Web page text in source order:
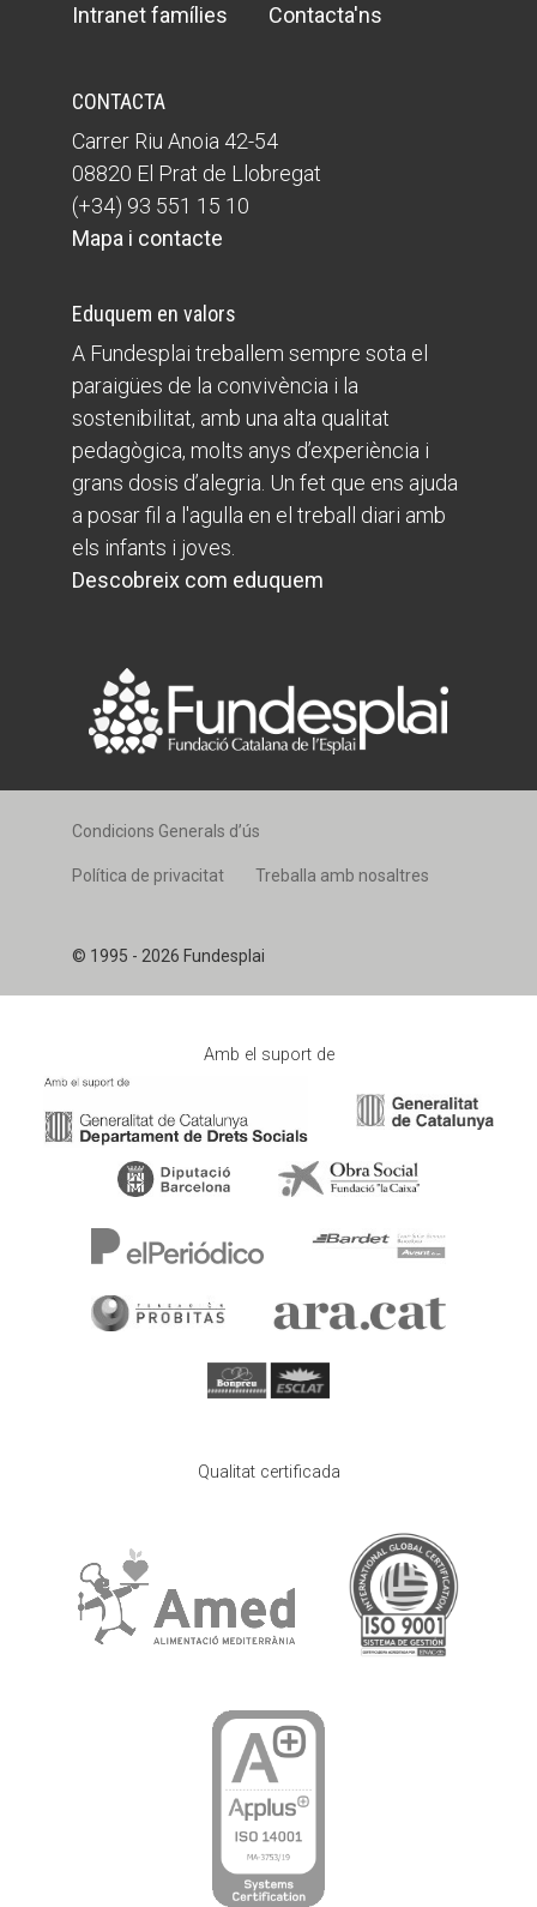
Intranet famílies
Contacta'ns
CONTACTA
Carrer Riu Anoia 42-54
08820 El Prat de Llobregat
(+34) 93 551 15 10
Mapa i contacte
Eduquem en valors
A Fundesplai treballem sempre sota el
paraigües de la convivència i la
sostenibilitat, amb una alta qualitat
pedagògica, molts anys d’experiència i
grans dosis d’alegria. Un fet que ens ajuda
a posar fil a l'agulla en el treball diari amb
els infants i joves.
Descobreix com eduquem
© 1995 - 2026 Fundesplai
Condicions Generals d’ús
Política de privacitat Treballa amb nosaltres
Amb el suport de
Qualitat certificada